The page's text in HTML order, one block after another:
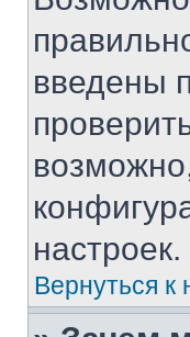
введены
настроек.
Вернуться к